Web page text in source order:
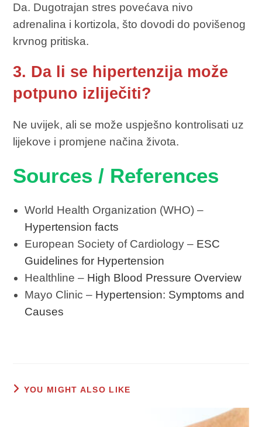
Da. Dugotrajan stres povećava nivo
adrenalina i kortizola, što dovodi do povišenog
krvnog pritiska.
3. Da li se hipertenzija može
potpuno izliječiti?
Ne uvijek, ali se može uspješno kontrolisati uz
lijekove i promjene načina života.
Sources / References
World Health Organization (WHO) –
Hypertension facts
European Society of Cardiology – ESC
Guidelines for Hypertension
Healthline – High Blood Pressure Overview
Mayo Clinic – Hypertension: Symptoms and
Causes
YOU MIGHT ALSO LIKE